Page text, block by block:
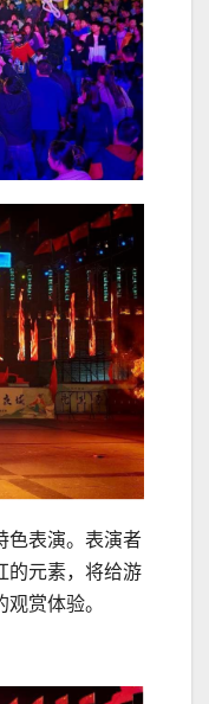
色表演。表演者
的元素，将给游
赏体验。